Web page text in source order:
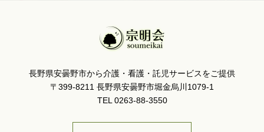
長野県安曇野市から介護・看護・託児サービスをご提供
〒399-8211 長野県安曇野市堀金烏川1079-1
TEL 0263-88-3550